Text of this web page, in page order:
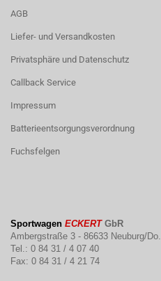
AGB
Liefer- und Versandkosten
Privatsphäre und Datenschutz
Callback Service
Impressum
Batterieentsorgungsverordnung
Fuchsfelgen
Sportwagen ECKERTGbR
Ambergstraße 3 - 86633 Neuburg/Do.
Tel.: 0 84 31 / 4 07 40
Fax: 0 84 31 / 4 21 74